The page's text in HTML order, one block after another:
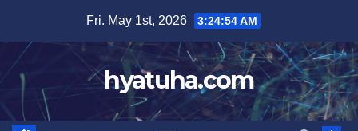
content
Fri. May 1st, 2026 3:24:55 AM
hyatuha.com